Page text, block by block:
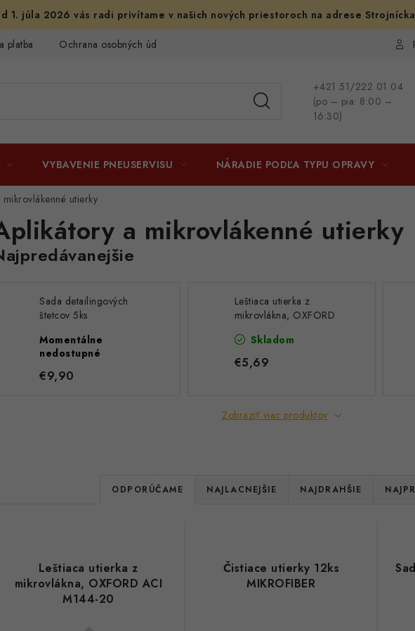
1. júla 2026 vás radi privítame v našich nových priestoroch na adrese Strojnícka
platba Ochrana osobných údajov Osobné
+421 51/222 01 04
(po – pia: 8:00 –
16:30)
VYBAVENIE PNEUSERVISU NÁRADIE PODĽA TYPU OPRAVY
utierky
a mikrovlákenné utierky
Sada detailingových
štetcov 5ks
Momentálne
nedostupné
€9,90
Leštiaca utierka z
mikrovlákna, OXFORD
Skladom
€5,69
Zobraziť viac produktov
R
e
n
ODPORÚČAME NAJLACNEJŠIE NAJDRAHŠIE
Leštiaca utierka z
mikrovlákna, OXFORD ACI
M144-20
Čistiace utierky 12ks
MIKROFIBER